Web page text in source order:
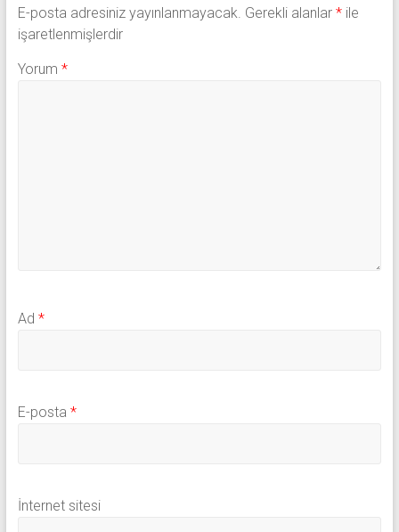
E-posta adresiniz yayınlanmayacak. Gerekli alanlar *ile
işaretlenmişlerdir
Yorum *
Ad *
E-posta *
İnternet sitesi